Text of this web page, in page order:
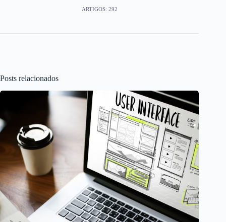
ARTIGOS: 292
Posts relacionados